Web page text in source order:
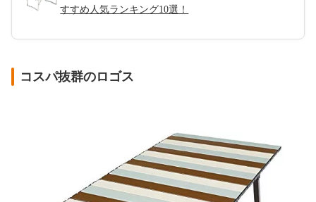
すすめ人気ランキング10選！
コスパ抜群のロゴス